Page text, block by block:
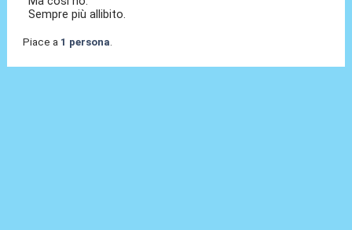
Sempre più allibito.
Piace a 1 persona